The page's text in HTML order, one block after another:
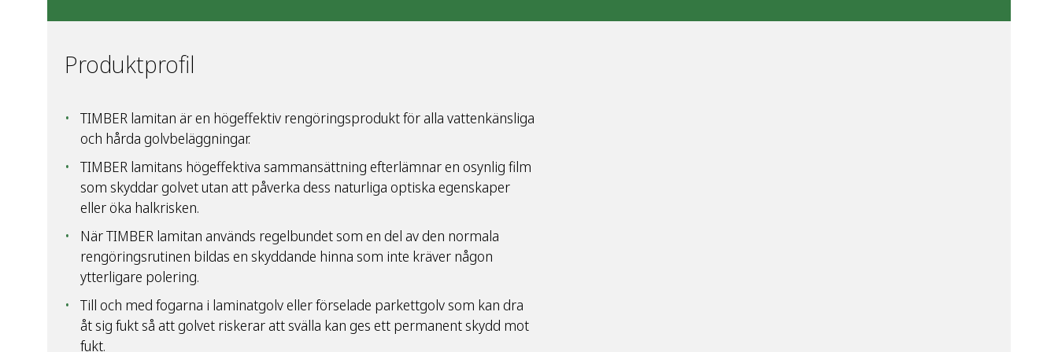
Produktprofil
TIMBER lamitan är en högeffektiv rengöringsprodukt för alla vattenkänsliga
och hårda golvbeläggningar.
TIMBER lamitans högeffektiva sammansättning efterlämnar en osynlig film
som skyddar golvet utan att påverka dess naturliga optiska egenskaper
eller öka halkrisken.
När TIMBER lamitan används regelbundet som en del av den normala
rengöringsrutinen bildas en skyddande hinna som inte kräver någon
ytterligare polering.
Till och med fogarna i laminatgolv eller förselade parkettgolv som kan dra
åt sig fukt så att golvet riskerar att svälla kan ges ett permanent skydd mot
fukt.